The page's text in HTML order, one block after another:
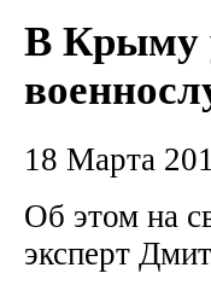
В Крыму
18 Марта
Об этом на
эксперт